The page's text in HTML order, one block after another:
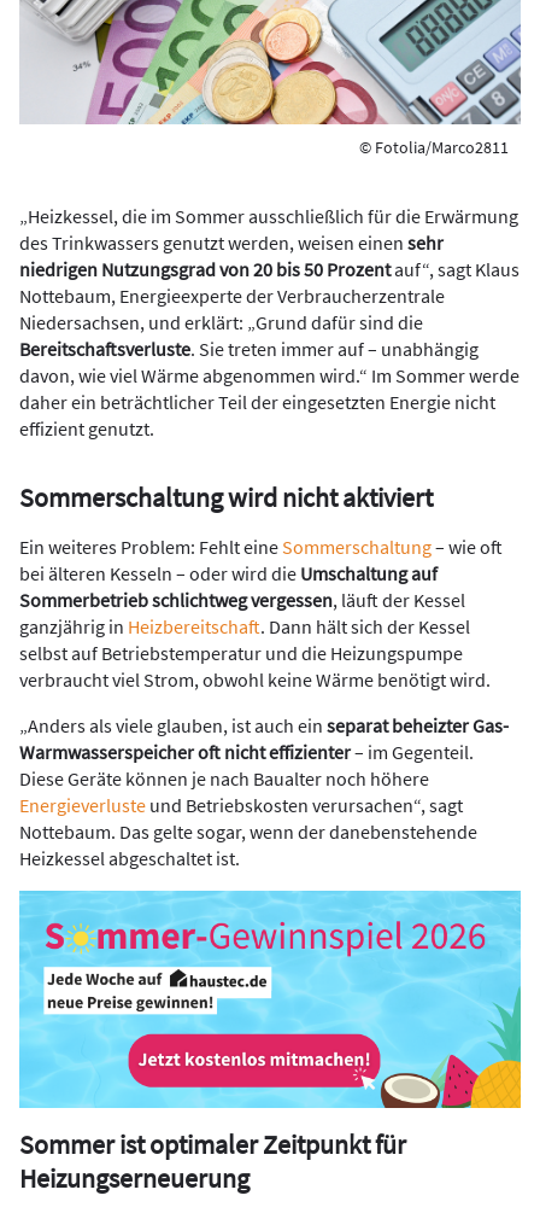
© Fotolia/Marco2811
„Heizkessel, die im Sommer ausschließlich für die Erwärmung
des Trinkwassers genutzt werden, weisen einen sehr
niedrigen Nutzungsgrad von 20 bis 50 Prozentauf“, sagt Klaus
Nottebaum, Energieexperte der Verbraucherzentrale
Niedersachsen, und erklärt: „Grund dafür sind die
Bereitschaftsverluste. Sie treten immer auf – unabhängig
davon, wie viel Wärme abgenommen wird.“ Im Sommer werde
daher ein beträchtlicher Teil der eingesetzten Energie nicht
effizient genutzt.
Sommerschaltung wird nicht aktiviert
Ein weiteres Problem: Fehlt eine Sommerschaltung– wie oft
bei älteren Kesseln – oder wird die Umschaltung auf
Sommerbetrieb schlichtweg vergessen, läuft der Kessel
ganzjährig in Heizbereitschaft. Dann hält sich der Kessel
selbst auf Betriebstemperatur und die Heizungspumpe
verbraucht viel Strom, obwohl keine Wärme benötigt wird.
„Anders als viele glauben, ist auch ein separat beheizter Gas-
Warmwasserspeicher oft nicht effizienter– im Gegenteil.
Diese Geräte können je nach Baualter noch höhere
Energieverluste und Betriebskosten verursachen“, sagt
Nottebaum. Das gelte sogar, wenn der danebenstehende
Heizkessel abgeschaltet ist.
Sommer ist optimaler Zeitpunkt für
Heizungserneuerung